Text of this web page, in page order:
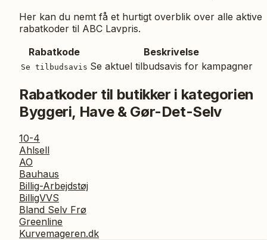
Her kan du nemt få et hurtigt overblik over alle aktive
rabatkoder til ABC Lavpris.
Rabatkode
Beskrivelse
Se tilbudsavis Se aktuel tilbudsavis for kampagner
Rabatkoder til butikker i kategorien
Byggeri, Have & Gør-Det-Selv
10-4
Ahlsell
AO
Bauhaus
Billig-Arbejdstøj
BilligVVS
Bland Selv Frø
Greenline
Kurvemageren.dk